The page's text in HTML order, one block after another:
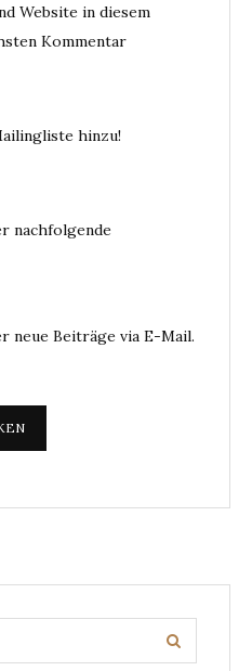
Website in diesem
Kommentar
hinzu!
nachfolgende
neue Beiträge via E-Mail.
Search